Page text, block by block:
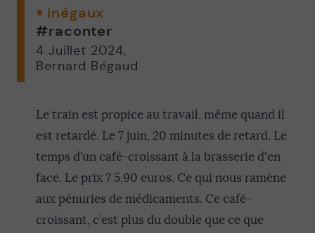
inégaux
#raconter
4 Juillet 2024,
Bernard Bégaud
Le train est propice au travail, même quand il
est retardé. Le 7 juin, 20 minutes de retard. Le
temps d’un café-croissant à la brasserie d'en
face. Le prix ? 5,90 euros. Ce qui nous ramène
aux pénuries de médicaments. Ce café-
croissant, c’est plus du double que ce que